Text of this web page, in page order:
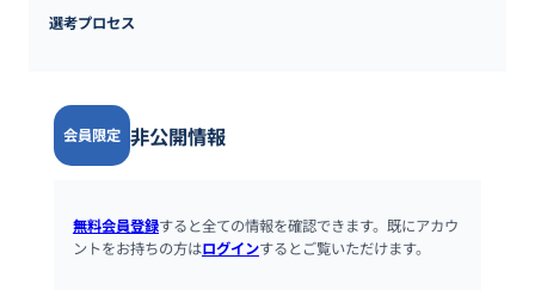
選考プロセス
会員限定 非公開情報
無料会員登録すると全ての情報を確認できます。既にアカウ
ントをお持ちの方はログインするとご覧いただけます。